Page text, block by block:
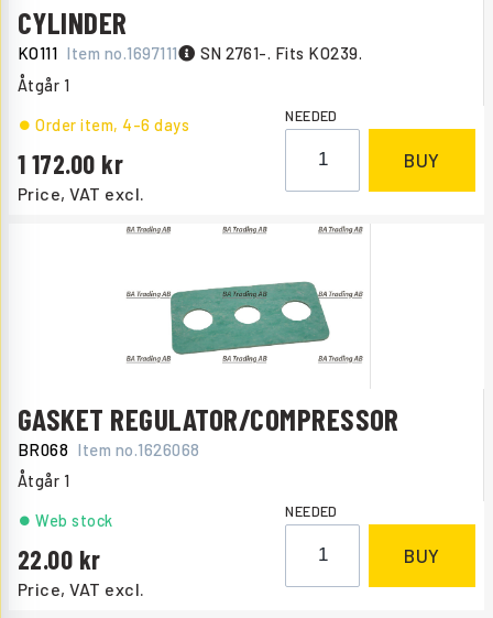
CYLINDER
KO111 Item no.1697111 SN 2761-. Fits KO239.
Åtgår 1
Price, VAT excl.
1 172.00
Order item, 4-6 days NEEDED
BUY
GASKET REGULATOR/COMPRESSOR
BR068 Item no. 1626068
Åtgår 1
Price, VAT excl.
22.00
Web stock NEEDED
BUY